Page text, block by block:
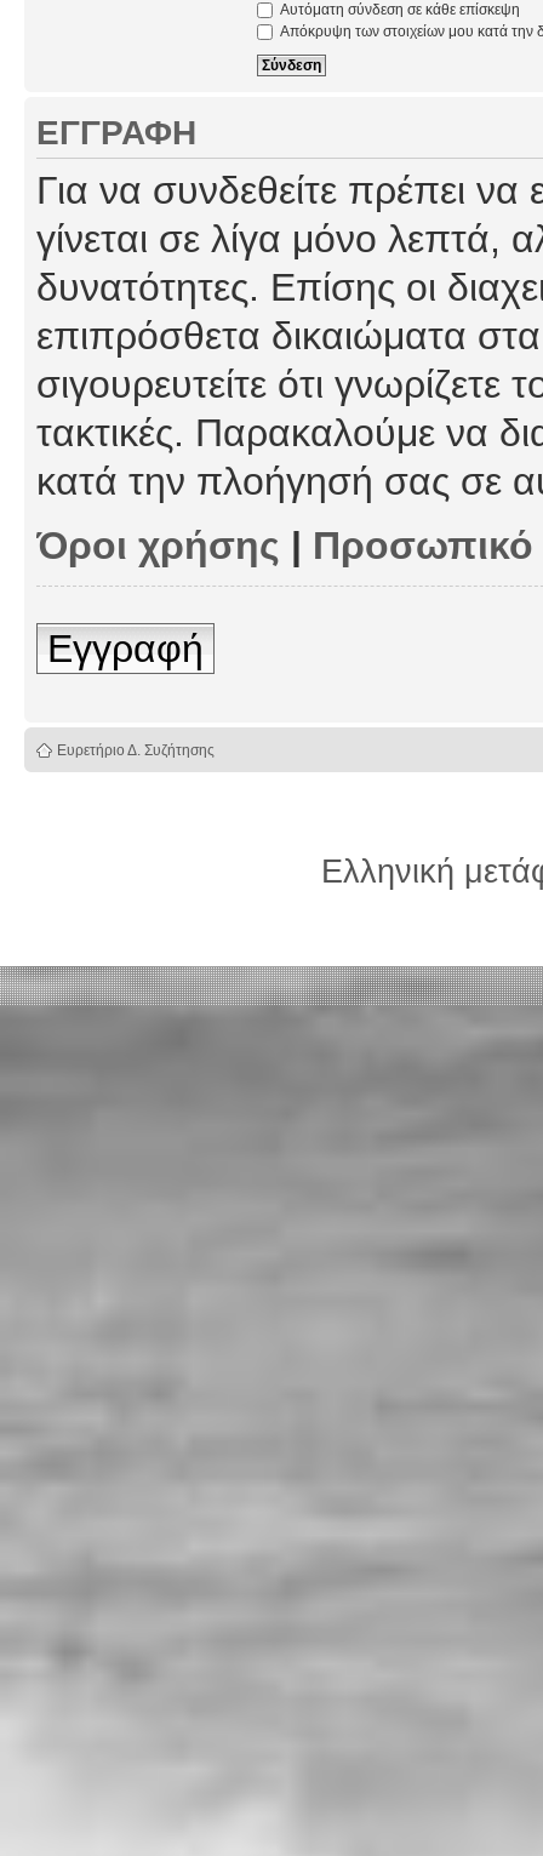
Αυτόματη σύνδεση σε κάθε επίσκεψη
Απόκρυψη των στοιχείων μου κατά την
ΕΓΓΡΑΦΉ
Για να συνδεθείτε πρέπει
γίνεται σε λίγα μόνο λεπτά,
δυνατότητες. Επίσης οι
επιπρόσθετα δικαιώματα
σιγουρευτείτε ότι γνωρίζετε
τακτικές. Παρακαλούμε να
κατά την πλοήγησή σας σε
Όροι χρήσης |
Εγγραφή
Ευρετήριο Δ. Συζήτησης
Ελληνική